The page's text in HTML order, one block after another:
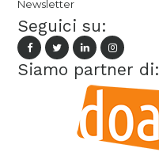
Newsletter
Seguici su:
Siamo partner di: